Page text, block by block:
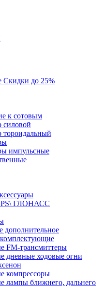
Скидки до 25%
к сотовым
силовой
тороидальный
импульсные
ГЛОНАСС
дополнительное
FM-трансмиттеры
дневные ходовые огни
компрессоры
лампы ближнего, дальнего